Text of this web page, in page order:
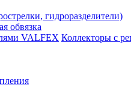
гидроразделители)
обвязка
Коллекторы с